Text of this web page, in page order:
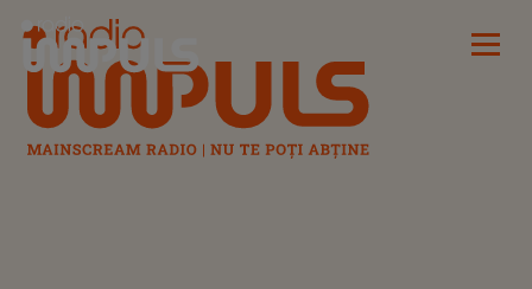
Radio Impuls